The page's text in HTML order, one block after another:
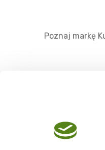
Poznaj markę
Regulamin